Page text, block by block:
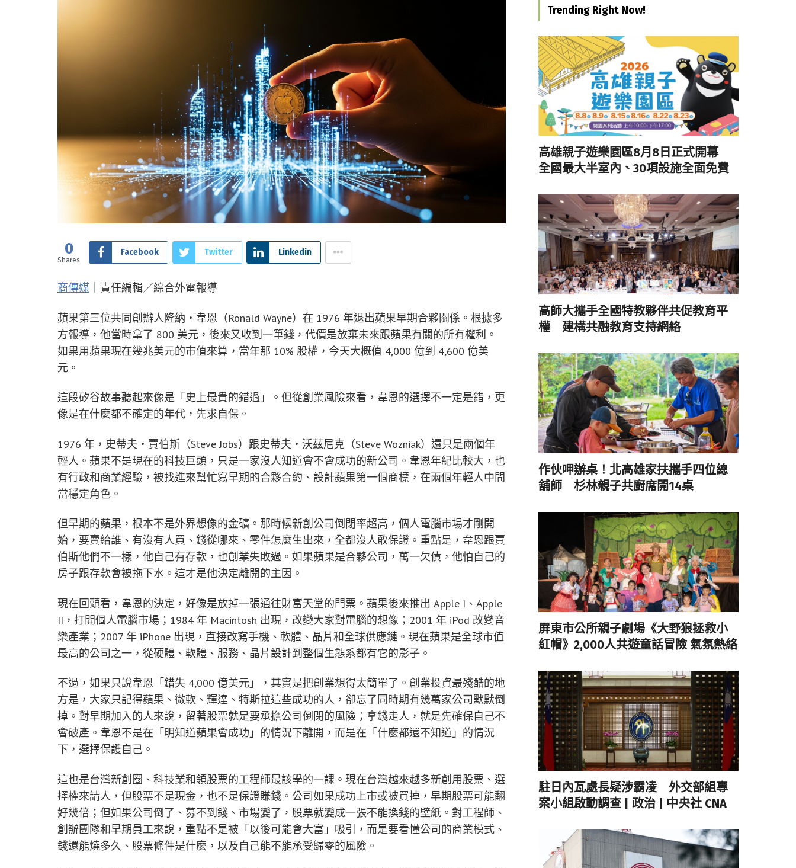
0
Shares
Facebook Twitter Linkedin
商傳媒 ｜責任編輯／綜合外電報導
蘋果第三位共同創辦人隆納・韋恩（Ronald Wayne）在 1976 年退出蘋果早期合夥關係。根據多
方報導，他當時拿了 800 美元，後來又收到一筆錢，代價是放棄未來跟蘋果有關的所有權利。
如果用蘋果現在幾兆美元的市值來算，當年那 10% 股權，今天大概值 4,000 億到 4,600 億美
元。
這段矽谷故事聽起來像是「史上最貴的錯過」。但從創業風險來看，韋恩的選擇不一定是錯，更
像是在什麼都不確定的年代，先求自保。
1976 年，史蒂夫・賈伯斯（Steve Jobs）跟史蒂夫・沃茲尼克（Steve Wozniak）還只是兩個年
輕人。蘋果不是現在的科技巨頭，只是一家沒人知道會不會成功的新公司。韋恩年紀比較大，也
有行政和商業經驗，被找進來幫忙寫早期的合夥合約、設計蘋果第一個商標，在兩個年輕人中間
當穩定角色。
但早期的蘋果，根本不是外界想像的金礦。那時候新創公司倒閉率超高，個人電腦市場才剛開
始，要賣給誰、有沒有人買、錢從哪來、零件怎麼生出來，全都沒人敢保證。重點是，韋恩跟賈
伯斯他們不一樣，他自己有存款，也創業失敗過。如果蘋果是合夥公司，萬一欠債，他怕自己的
房子跟存款會被拖下水。這才是他決定離開的主因。
現在回頭看，韋恩的決定，好像是放掉一張通往財富天堂的門票。蘋果後來推出 Apple I、Apple
II，打開個人電腦市場；1984 年 Macintosh 出現，改變大家對電腦的想像；2001 年 iPod 改變音
樂產業；2007 年 iPhone 出現，直接改寫手機、軟體、晶片和全球供應鏈。現在蘋果是全球市值
最高的公司之一，從硬體、軟體、服務、晶片設計到整個生態系都有它的影子。
不過，如果只說韋恩「錯失 4,000 億美元」，其實是把創業想得太簡單了。創業投資最殘酷的地
方是，大家只記得蘋果、微軟、輝達、特斯拉這些成功的人，卻忘了同時期有幾萬家公司默默倒
掉。對早期加入的人來說，留著股票就是要承擔公司倒閉的風險；拿錢走人，就是先確保自己不
會破產。韋恩不是在「明知道蘋果會成功」的情況下離開，而是在「什麼都還不知道」的情況
下，選擇保護自己。
這也是台灣新創圈、科技業和領股票的工程師最該學的一課。現在台灣越來越多新創用股票、選
擇權來請人，但股票不是現金，也不是保證賺錢。公司如果成功上市或被買掉，早期股票可能翻
好幾倍；但如果公司倒了、募不到錢、市場變了，股票就變成一張不能換錢的壁紙。對工程師、
創辦團隊和早期員工來說，重點不是被「以後可能會大富」吸引，而是要看懂公司的商業模式、
錢還能燒多久、股票條件是什麼，以及自己能不能承受歸零的風險。
Trending Right Now!
高雄親子遊樂園區8月8日正式開幕
全國最大半室內、30項設施全面免費
高師大攜手全國特教夥伴共促教育平
權 建構共融教育支持網絡
作伙呷辦桌！北高雄家扶攜手四位總
舖師 杉林親子共廚席開14桌
屏東市公所親子劇場《大野狼拯救小
紅帽》2,000人共遊童話冒險 氣氛熱絡
駐日內瓦處長疑涉霸凌 外交部組專
案小組啟動調查 | 政治 | 中央社 CNA